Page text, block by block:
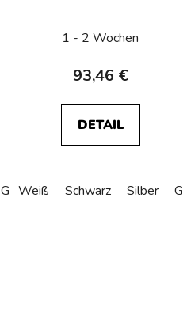
Gold Bronze
1 - 2 Wochen
93,46 €
DETAIL
Weiß Schwarz Silber